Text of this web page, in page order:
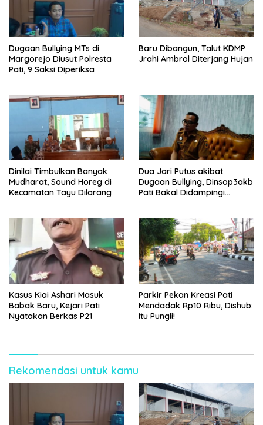
Dugaan Bullying MTs di
Margorejo Diusut Polresta
Pati, 9 Saksi Diperiksa
Baru Dibangun, Talut KDMP
Jrahi Ambrol Diterjang Hujan
Dinilai Timbulkan Banyak
Mudharat, Sound Horeg di
Kecamatan Tayu Dilarang
Dua Jari Putus akibat
Dugaan Bullying, Dinsop3akb
Pati Bakal Didampingi
Kasus Kiai Ashari Masuk
Babak Baru, Kejari Pati
Nyatakan Berkas P21
Parkir Pekan Kreasi Pati
Mendadak Rp10 Ribu, Dishub:
Itu Pungli!
Rekomendasi untuk kamu